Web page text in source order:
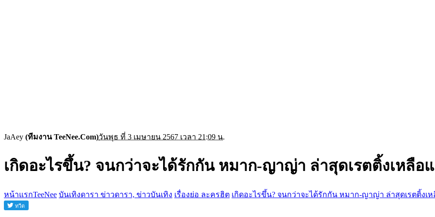
JaAey (ทีมงาน TeeNee.Com)วันพุธ ที่ 3 เมษายน 2567 เวลา 21:09 น.
เกิดอะไรขึ้น? จนกว่าจะได้รักกัน หมาก-ญาญ่า ล่าสุดเรตติ้งเหลือ
หน้าแรกTeeNee บันเทิงดารา ข่าวดารา, ข่าวบันเทิง เรื่องย่อ ละครฮิต เกิดอะไรขึ้น? จนกว่าจะได้รักกัน หมาก-ญาญ่า ล่าสุดเรตติ้งเ